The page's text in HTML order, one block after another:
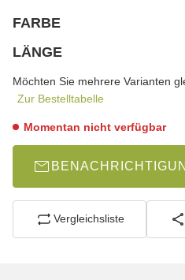
FARBE
LÄNGE
Möchten Sie mehrere Varianten
Zur Bestelltabelle
Momentan nicht verfügbar
Vergleichsliste